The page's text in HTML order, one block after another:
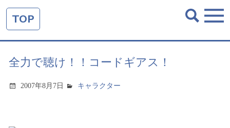
TOP
全力で聴け！！コードギアス！
2007年8月7日 キャラクター